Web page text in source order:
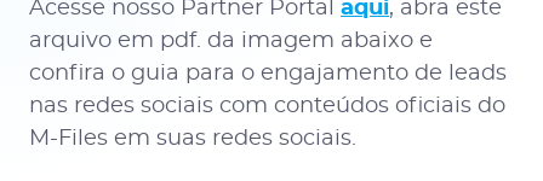
Acesse nosso Partner Portal aqui, abra este
arquivo em pdf. da imagem abaixo e
confira o guia para o engajamento de leads
nas redes sociais com conteúdos oficiais do
M-Files em suas redes sociais.